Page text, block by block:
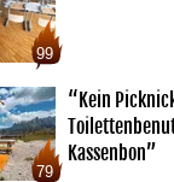
99
79
“Kein
Kassenbon”